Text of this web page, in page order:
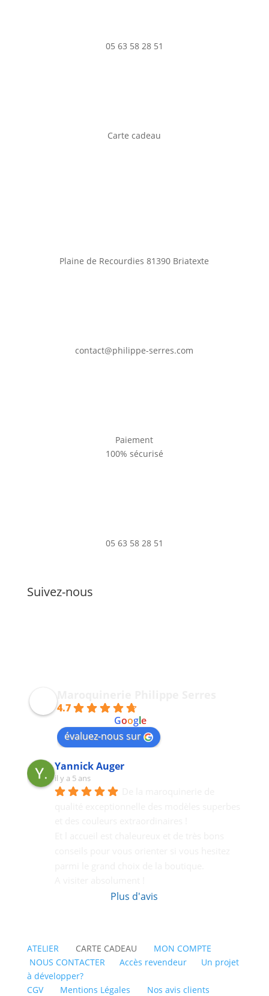
05 63 58 28 51
Carte cadeau
Plaine de Recourdies81390 Briatexte
contact@philippe-serres.com
Paiement
100% sécurisé
05 63 58 28 51
Suivez-nous
Maroquinerie Philippe Serres
4.7
Google
évaluez-nous sur
Yannick Auger
il y a 5 ans
Plus d'avis
ATELIERCARTE CADEAU MON COMPTE
NOUS CONTACTER
Accès revendeur
Un projet
à développer?
CGV
Mentions Légales Nos avis clients